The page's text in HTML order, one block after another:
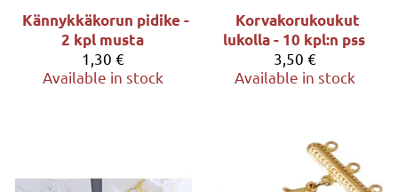
Kännykkäkorun pidike -
2 kpl musta
1,30 €
Available in stock
Korvakorukoukut
lukolla - 10 kpl:n pss
3,50 €
Available in stock